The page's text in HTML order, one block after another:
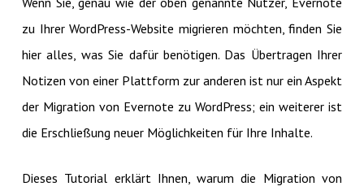
zu Ihrer WordPress-Website migrieren möchten, finden Sie
hier alles, was Sie dafür benötigen. Das Übertragen Ihrer
Notizen von einer Plattform zur anderen ist nur ein Aspekt
der Migration von Evernote zu WordPress; ein weiterer ist
die Erschließung neuer Möglichkeiten für Ihre Inhalte.
Dieses Tutorial erklärt Ihnen, warum die Migration von